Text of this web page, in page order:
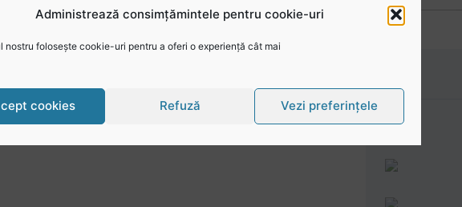
Administrează consimțămintele pentru cookie-uri
nostru folosește cookie-uri pentru a oferi o experiență cât mai
cookies Refuză Vezi preferințele